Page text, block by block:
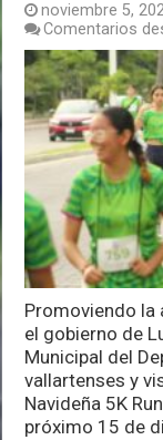
noviembre 5,
Comentarios
Promoviendo
el gobierno de
Municipal del
vallartenses y
Navideña 5K
próximo 15 de